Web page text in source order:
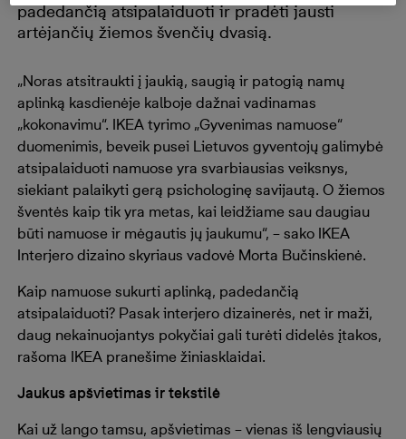
padedančią atsipalaiduoti ir pradėti jausti
artėjančių žiemos švenčių dvasią.
„Noras atsitraukti į jaukią, saugią ir patogią namų
aplinką kasdienėje kalboje dažnai vadinamas
„kokonavimu“. IKEA tyrimo „Gyvenimas namuose“
duomenimis, beveik pusei Lietuvos gyventojų galimybė
atsipalaiduoti namuose yra svarbiausias veiksnys,
siekiant palaikyti gerą psichologinę savijautą. O žiemos
šventės kaip tik yra metas, kai leidžiame sau daugiau
būti namuose ir mėgautis jų jaukumu“, – sako IKEA
Interjero dizaino skyriaus vadovė Morta Bučinskienė.
Kaip namuose sukurti aplinką, padedančią
atsipalaiduoti? Pasak interjero dizainerės, net ir maži,
daug nekainuojantys pokyčiai gali turėti didelės įtakos,
rašoma IKEA pranešime žiniasklaidai.
Jaukus apšvietimas ir tekstilė
Kai už lango tamsu, apšvietimas – vienas iš lengviausių